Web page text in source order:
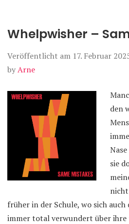
Whelpwisher –
Veröffentlicht am 17. Februar
byArne
den
sie
nicht
früher in der Schule, wo sich auch
immer total verwundert über